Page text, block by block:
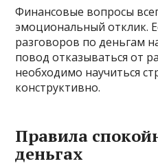
Финансовые вопросы
эмоциональный отклик.
разговоров по деньгам
повод отказываться от
необходимо научиться
конструктивно.
Правила
деньгах